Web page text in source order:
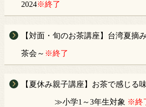
2024※終了
【対面・旬のお茶講座】台湾夏摘
茶会～ ※終了
【夏休み親子講座】お茶で感じる
≫小学1～3年生対象 ※終